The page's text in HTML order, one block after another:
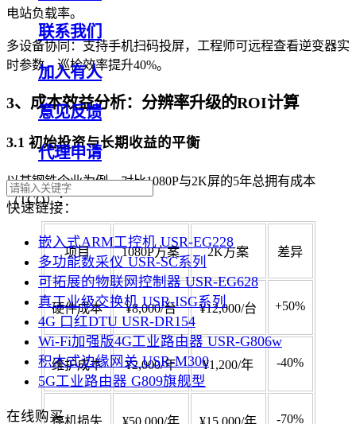
联系我们
加入有人
意见反馈
代理申请
快速链接：
嵌入式ARM工控机 USR-EG228
多功能数采仪 USR-SC系列
可拓展的物联网控制器 USR-EG628
真工业级交换机 USR-ISG系列
4G 口红DTU USR-DR154
Wi-Fi加强版4G工业路由器 USR-G806w
积木式边缘网关 USR-M300
5G工业路由器 G809旗舰型
在线购买
电站负载率。
多设备协同：支持手机扫码投屏，工程师可远程查看逆变器实
时参数，巡检效率提升40%。
3、成本效益分析：分辨率升级的ROI计算
3.1 初始投资与长期收益的平衡
以某钢铁企业为例，对比1080P与2K屏的5年总拥有成本
（TCO）：
项目 1080P方案 2K方案 差异
硬件成本 ¥8,000/台 ¥12,000/台 +50%
维护成本 ¥2,000/年 ¥1,200/年 -40%
-70%